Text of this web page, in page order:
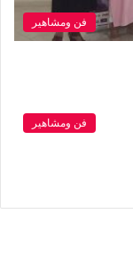
فن ومشاهير
فن ومشاهير